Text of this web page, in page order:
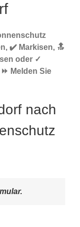
✔️ Markisen, 🔝
oder ✓
Melden Sie
nach